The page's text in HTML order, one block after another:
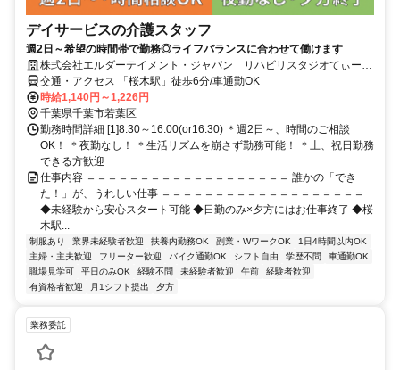
デイサービスの介護スタッフ
週2日～希望の時間帯で勤務◎ライフバランスに合わせて働けます
株式会社エルダーテイメント・ジャパン リハビリスタジオてぃー
だ 桜木
交通・アクセス 「桜木駅」徒歩6分/車通勤OK
時給1,140円～1,226円
千葉県千葉市若葉区
勤務時間詳細 [1]8:30～16:00(or16:30) ＊週2日～、時間のご相談
OK！ ＊夜勤なし！ ＊生活リズムを崩さず勤務可能！ ＊土、祝日勤務
できる方歓迎
仕事内容 ＝＝＝＝＝＝＝＝＝＝＝＝＝＝＝＝＝＝＝ 誰かの「でき
た！」が、うれしい仕事 ＝＝＝＝＝＝＝＝＝＝＝＝＝＝＝＝＝＝＝
◆未経験から安心スタート可能 ◆日勤のみ×夕方にはお仕事終了 ◆桜
木駅...
制服あり 業界未経験者歓迎 扶養内勤務OK 副業・WワークOK
1日4時間以内OK
主婦・主夫歓迎
フリーター歓迎 バイク通勤OK シフト自由 学歴不問
車通勤OK
職場見学可
平日のみOK 経験不問 未経験者歓迎 午前
経験者歓迎
有資格者歓迎
月1シフト提出 夕方
業務委託